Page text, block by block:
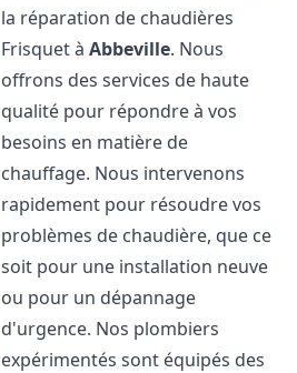
la réparation de chaudières
Frisquet àAbbeville. Nous
offrons des services de haute
qualité pour répondre à vos
besoins en matière de
chauffage. Nous intervenons
rapidement pour résoudre vos
problèmes de chaudière, que ce
soit pour une installation neuve
ou pour un dépannage
d'urgence. Nos plombiers
expérimentés sont équipés des